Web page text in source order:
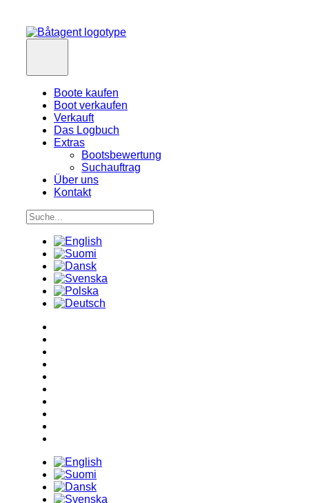
Boote kaufen
Boot verkaufen
Verkauft
Das Logbuch
Extras
Bootsbewertung
Suchauftrag
Über uns
Kontakt